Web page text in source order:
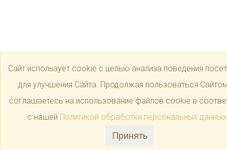
Сайт использует cookie с целью анализа поведения
для улучшения Сайта. Продолжая пользоваться
соглашаетесь на использование файлов cookie в
с нашей Политикой обработки персональных данных
Принять